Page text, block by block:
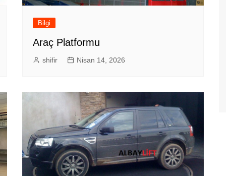
Bilgi
Araç Platformu
shifir Nisan 14, 2026